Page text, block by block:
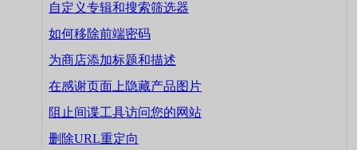
自定义专辑和搜索筛选器
如何移除前端密码
为商店添加标题和描述
在感谢页面上隐藏产品图片
阻止间谍工具访问您的网站
删除URL重定向